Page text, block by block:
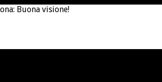
Buona visione!